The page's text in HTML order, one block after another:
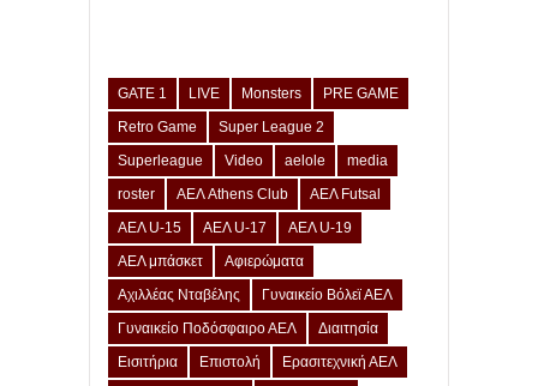
GATE 1 LIVE Monsters
PRE GAME
Retro Game
Super League 2
Superleague
Video aelole
media
roster
ΑΕΛ Athens Club
ΑΕΛ Futsal
ΑΕΛ U-15
ΑΕΛ U-17
ΑΕΛ U-19
ΑΕΛ μπάσκετ
Αφιερώματα
Αχιλλέας Νταβέλης
Γυναικείο Βόλεϊ ΑΕΛ
Γυναικείο Ποδόσφαιρο ΑΕΛ
Διαιτησία
Εισιτήρια
Επιστολή Ερασιτεχνική ΑΕΛ